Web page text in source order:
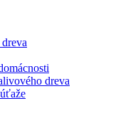
dreva